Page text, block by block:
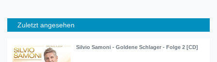
Zuletzt angesehen
Silvio Samoni - Goldene Schlager - Folge 2 [CD]